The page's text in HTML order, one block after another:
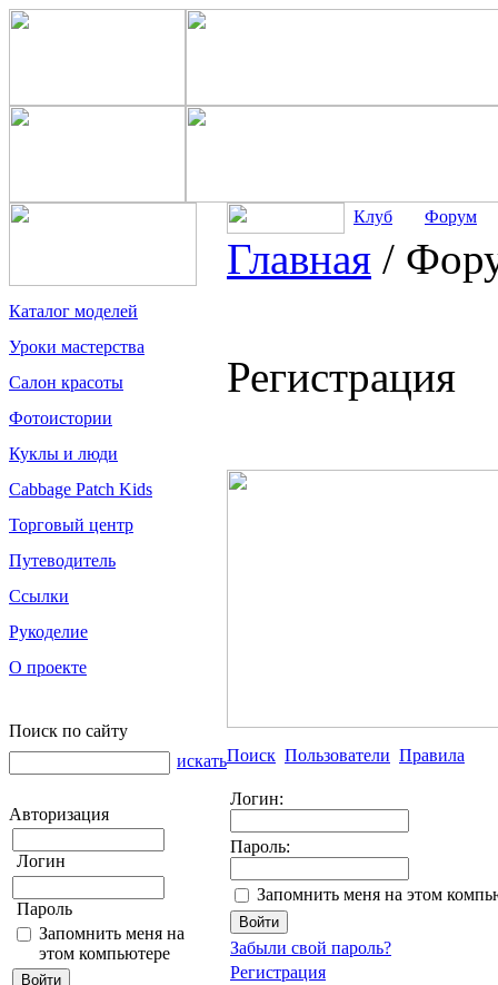
Каталог моделей
Уроки мастерства
Салон красоты
Фотоистории
Куклы и люди
Cabbage Patch Kids
Торговый центр
Путеводитель
Ссылки
Рукоделие
О проекте
Поиск по сайту
искать
Авторизация
Логин
Пароль
Запомнить меня на
этом компьютере
Клуб Форум
Главная /
Регистрация
Поиск Пользователи Правила
Логин:
Пароль:
Запомнить меня на этом
Забыли свой пароль?
Регистрация